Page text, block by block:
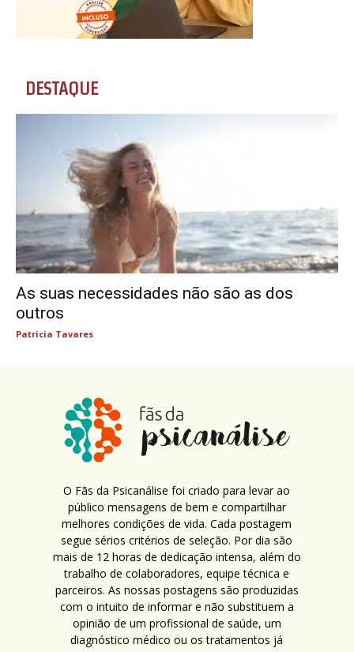
DESTAQUE
As suas necessidades não são as dos
outros
Patricia Tavares
O Fãs da Psicanálise foi criado para levar ao
público mensagens de bem e compartilhar
melhores condições de vida. Cada postagem
segue sérios critérios de seleção. Por dia são
mais de 12 horas de dedicação intensa, além do
trabalho de colaboradores, equipe técnica e
parceiros. As nossas postagens são produzidas
com o intuito de informar e não substituem a
opinião de um profissional de saúde, um
diagnóstico médico ou os tratamentos já